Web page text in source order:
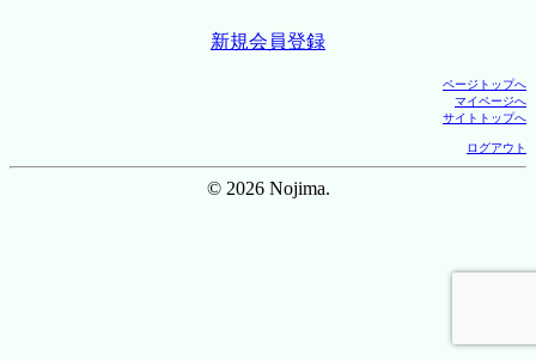
新規会員登録
ページトップへ
マイページへ
サイトトップへ
ログアウト
© 2026 Nojima.